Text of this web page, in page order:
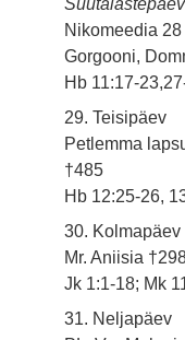
Süütalastepäev
Nikomeedia
Gorgooni,
Hb 11:17-
29. Teisipäev
Petlemma
†485
Hb 12:25-26,
30. Kolmapäev
Mr. Aniisia
Jk 1:1-18; Mk
31. Neljapäev